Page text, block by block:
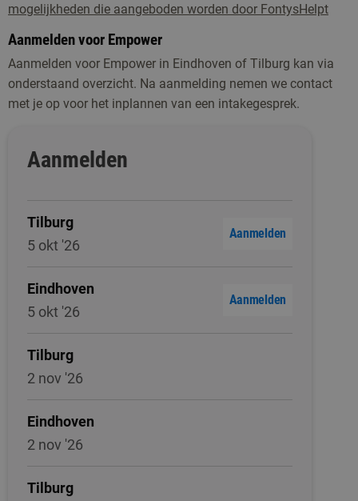
mogelijkheden die aangeboden worden door FontysHelpt
Aanmelden voor Empower
Aanmelden voor Empower in Eindhoven of Tilburg kan via
onderstaand overzicht. Na aanmelding nemen we contact
met je op voor het inplannen van een intakegesprek.
Aanmelden
Tilburg
5 okt '26
Aanmelden
Eindhoven
5 okt '26
Aanmelden
Tilburg
2 nov '26
Eindhoven
2 nov '26
Tilburg